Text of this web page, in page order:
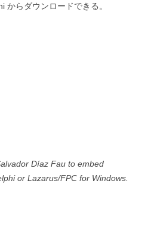
らダウンロードできる。
Díaz Fau to embed
or Lazarus/FPC for Windows.